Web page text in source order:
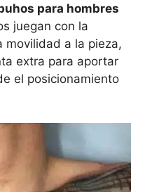
para hombres
juegan con la
movilidad a la pieza,
extra para aportar
el posicionamiento